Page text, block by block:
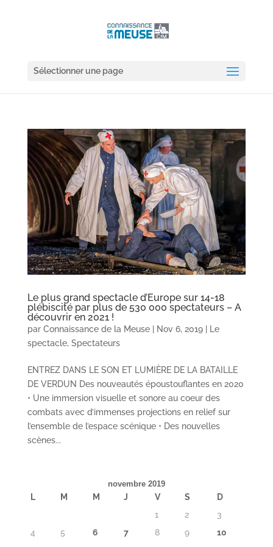
Sélectionner une page
Le plus grand spectacle d’Europe sur 14-18
plébiscité par plus de 530 000 spectateurs – A
découvrir en 2021 !
par Connaissance de la Meuse| Nov 6, 2019|
Le
spectacle, Spectateurs
ENTREZ DANS LE SON ET LUMIÈRE DE LA BATAILLE
DE VERDUN Des nouveautés époustouflantes en 2020
• Une immersion visuelle et sonore au coeur des
combats avec d’immenses projections en relief sur
l’ensemble de l’espace scénique • Des nouvelles
scènes...
novembre 2019
L M M J V S
D
1
2
3
4
5 6 7 8 9
10